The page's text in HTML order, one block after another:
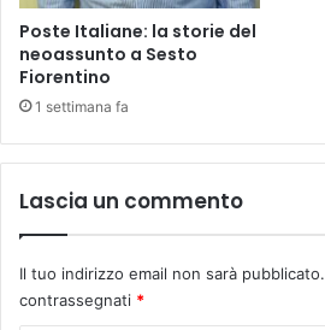
Y
U
N
E
R
1
6
Poste Italiane: la storie del
neoassunto a Sesto
Fiorentino
1 settimana fa
Lascia un commento
Il tuo indirizzo email non sarà pubblicato.
contrassegnati *